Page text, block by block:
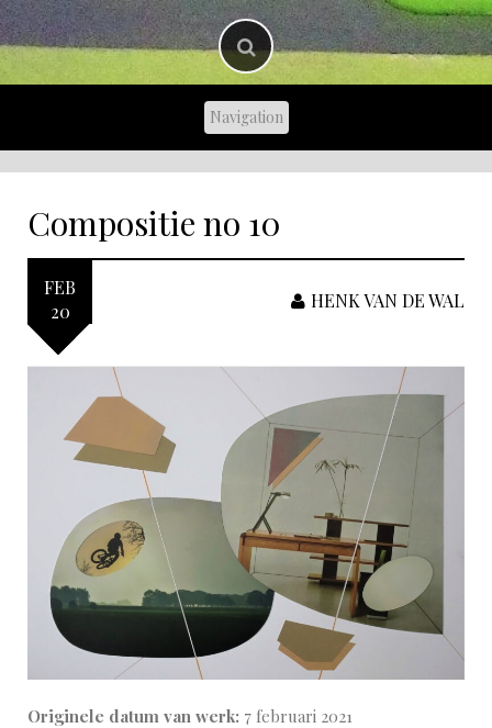
Compositie no 10
FEB
20
HENK VAN DE WAL
Originele datum van werk: 7 februari 2021